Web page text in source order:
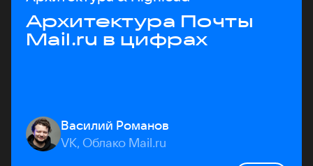
Архитектура Почты
Mail.ru в цифрах
Василий Романов
VK, Облако Mail.ru